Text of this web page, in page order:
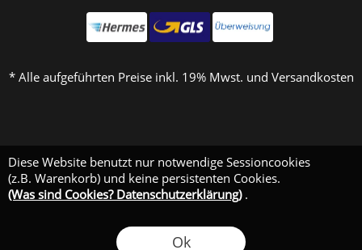
Diese Website benutzt nur notwendige Sessioncookies
(z.B. Warenkorb) und keine persistenten Cookies.
(Was sind Cookies? Datenschutzerklärung).
Ok
* Alle aufgeführten Preise inkl. 19% Mwst. und Versandkosten